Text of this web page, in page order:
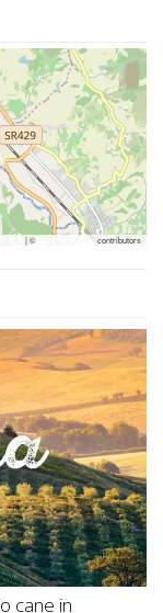
|© OpenStreetMap contributors
cane in